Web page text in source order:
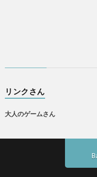
リンクさん
大人のゲームさん